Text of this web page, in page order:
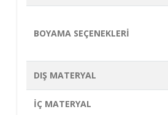
BOYAMA SEÇENEKLERİ
DIŞ MATERYAL
İÇ MATERYAL